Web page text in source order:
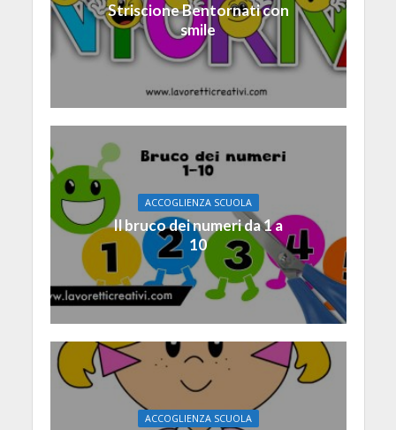
Striscione Bentornati con
smile
ACCOGLIENZA SCUOLA
Il bruco dei numeri da 1 a
10
ACCOGLIENZA SCUOLA